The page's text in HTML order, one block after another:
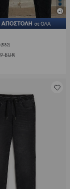
+1
(532)
EUR